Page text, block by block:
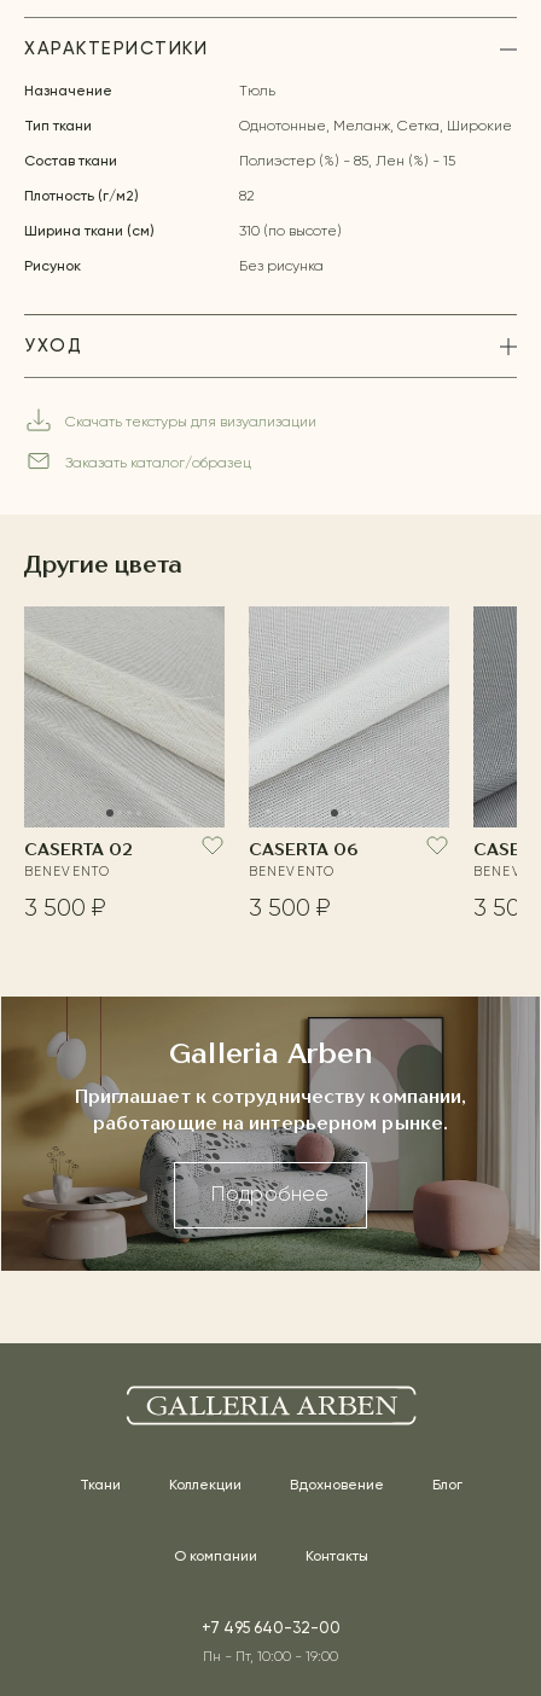
ХАРАКТЕРИСТИКИ
Назначение Тюль
Тип ткани Однотонные, Меланж, Сетка, Широкие
Состав ткани Полиэстер (%) - 85, Лен (%) - 15
Плотность (г/м2) 82
Ширина ткани (см) 310 (по высоте)
Рисунок Без рисунка
УХОД
Скачать текстуры для визуализации
Заказать каталог/образец
Другие цвета
CASERTA 02
BENEVENTO
3 500 ₽
CASERTA 06
BENEVENTO
3 500 ₽ 3 500
Galleria Arben
Приглашает к сотрудничеству компании,
работающие на интерьерном рынке.
Подробнее
Ткани Коллекции Вдохновение Блог
О компании Контакты
+7 495 640-32-00
Пн - Пт, 10:00 - 19:00